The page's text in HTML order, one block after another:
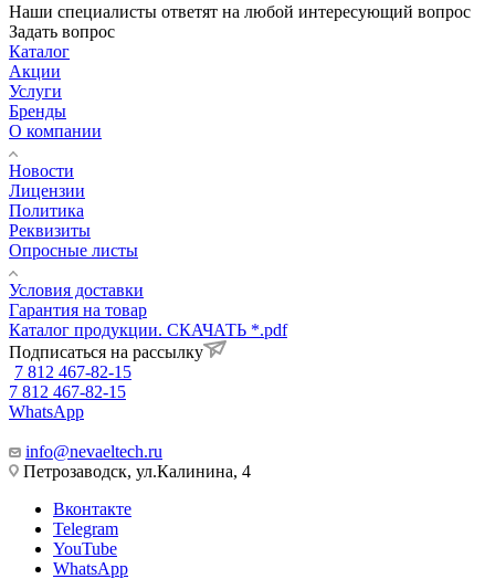
Наши специалисты ответят на любой интересующий вопрос
Задать вопрос
Каталог
Акции
Услуги
Бренды
О компании
Новости
Лицензии
Политика
Реквизиты
Опросные листы
Условия доставки
Гарантия на товар
Каталог продукции. СКАЧАТЬ *.pdf
Подписаться на рассылку
7 812 467-82-15
7 812 467-82-15
WhatsApp
info@nevaeltech.ru
Петрозаводск, ул.Калинина, 4
Вконтакте
Telegram
YouTube
WhatsApp